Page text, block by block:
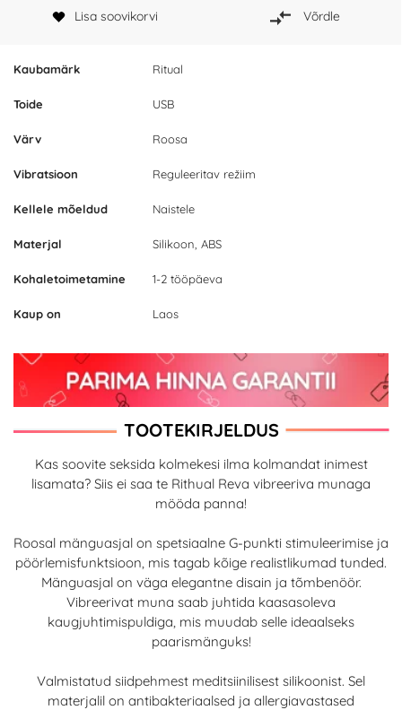
Kaubamärk Ritual
Toide USB
Värv Roosa
Vibratsioon Reguleeritav režiim
Kellele mõeldud Naistele
Materjal Silikoon, ABS
Kohaletoimetamine 1-2 tööpäeva
Kaup on Laos
Lisa soovikorvi Võrdle
TOOTEKIRJELDUS
Kas soovite seksida kolmekesi ilma kolmandat inimest
lisamata? Siis ei saa te Rithual Reva vibreeriva munaga
mööda panna!
Roosal mänguasjal on spetsiaalne G-punkti stimuleerimise ja
pöörlemisfunktsioon, mis tagab kõige realistlikumad tunded.
Mänguasjal on väga elegantne disain ja tõmbenöör.
Vibreerivat muna saab juhtida kaasasoleva
kaugjuhtimispuldiga, mis muudab selle ideaalseks
paarismänguks!
Valmistatud siidpehmest meditsiinilisest silikoonist. Sel
materjalil on antibakteriaalsed ja allergiavastased